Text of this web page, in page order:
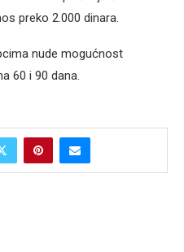
preko 2.000 dinara.
nude mogućnost
60 i 90 dana.